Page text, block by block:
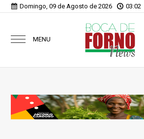
Domingo, 09 de Agosto de 2026 03:02
MENU